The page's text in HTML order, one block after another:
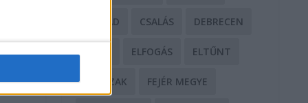
CSALÁD CSALÁS DEBRECEN
ELFOGÁS ELTŰNT
ERŐSZAK FEJÉR MEGYE